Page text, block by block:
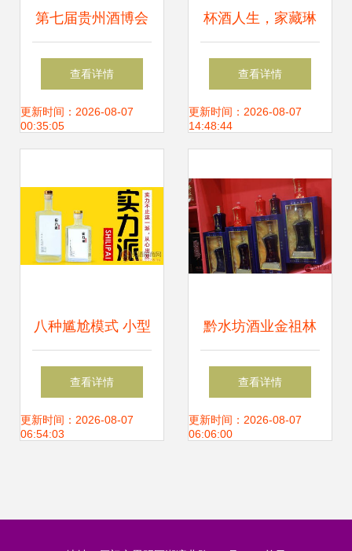
第七届贵州酒博会
盛大开幕，本土酒
业创新产品闪耀登
查看详情
更新时间：2026-08-07
00:35:05
杯酒人生，家藏琳
琅 我的「长长酒
酒」饮料杯具收藏
查看详情
更新时间：2026-08-07
14:48:44
八种尴尬模式 小型
酒水商贸公司的突
围困境
查看详情
更新时间：2026-08-07
06:54:03
黔水坊酒业金祖林
恪守匠心，将高品
质美酒奉献给消费
查看详情
更新时间：2026-08-07
06:06:00